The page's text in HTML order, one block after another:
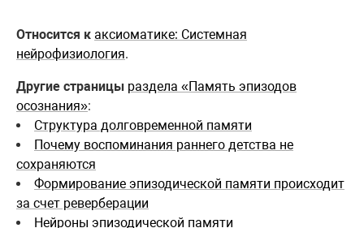
Относится к аксиоматике: Системная
нейрофизиология.
Другие страницы раздела «Память эпизодов
осознания»:
Структура долговременной памяти
Почему воспоминания раннего детства не
сохраняются
Формирование эпизодической памяти происходит
за счет реверберации
Нейроны эпизодической памяти